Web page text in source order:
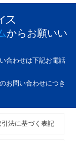
からお願いい
合わせは下記お電話
お問い合わせにつき
法に基づく表記